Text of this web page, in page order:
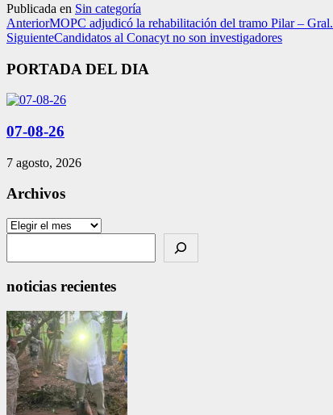
Publicada en Sin categoría
AnteriorMOPC adjudicó la rehabilitación del tramo Pilar –
SiguienteCandidatos al Conacyt no son investigadores
PORTADA DEL DIA
07-08-26
7 agosto, 2026
Archivos
Archivos
noticias recientes